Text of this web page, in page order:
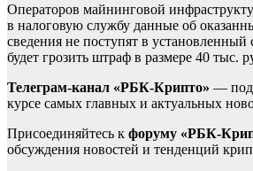
Операторов майнинговой
в налоговую службу данные об
сведения не поступят в установленный
будет грозить штраф в размере 40 тыс.
Телеграм-канал «РБК-Крипто» —
курсе самых главных и актуальных
Присоединяйтесь к форуму «РБК-
обсуждения новостей и тенденций